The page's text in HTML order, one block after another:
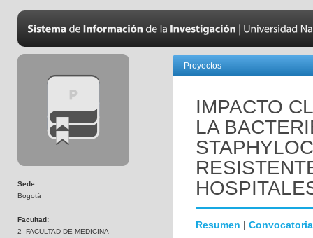
Sede:
Bogotá
Facultad:
2- FACULTAD DE MEDICINA
Proyectos
IMPACTO
LA
Resumen | Convocatoria